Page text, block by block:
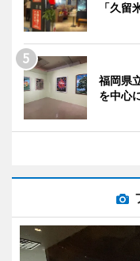
「久
福岡県
を中心